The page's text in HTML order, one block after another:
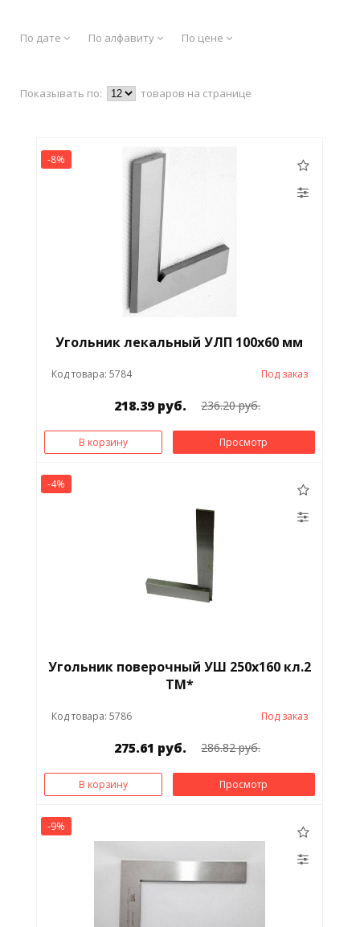
По дате По алфавиту По цене
Показывать по: товаров на странице
-8%
Угольник лекальный УЛП 100х60 мм
Код товара: 5784 Под заказ
218.39 руб. 236.20 руб.
В корзину Просмотр
-4%
Угольник поверочный УШ 250х160 кл.2
ТМ*
Код товара: 5786 Под заказ
275.61 руб. 286.82 руб.
В корзину Просмотр
-9%